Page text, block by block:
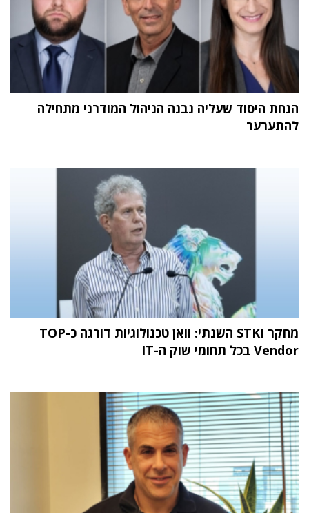
הנחת היסוד שעליה נבנה הניהול המודרני מתחילה
להתערער
מחקר STKI השנתי: וואן טכנולוגיות דורגה כ-TOP
Vendor בכל תחומי שוק ה-IT